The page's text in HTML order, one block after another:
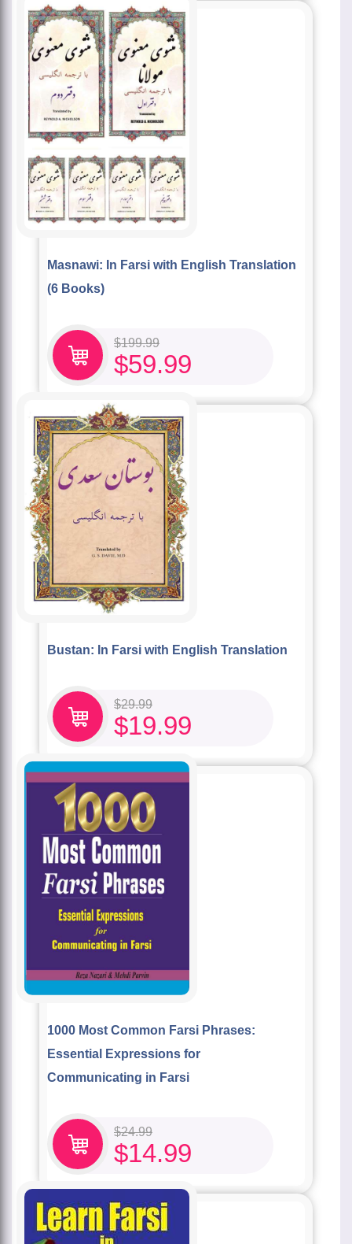
Masnawi: In Farsi with English Translation
(6 Books)
$199.99
$59.99
Bustan: In Farsi with English Translation
$29.99
$19.99
1000 Most Common Farsi Phrases:
Essential Expressions for
Communicating in Farsi
$24.99
$14.99